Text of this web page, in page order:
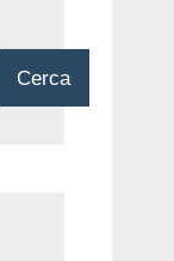
Cerca